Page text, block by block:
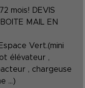
mois! DEVIS
MAIL EN
Vert.(mini
élévateur ,
, chargeuse
...)